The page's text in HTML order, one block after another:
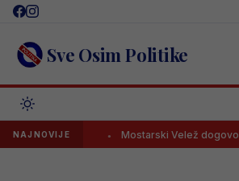
Skip
content Sve Osim Politike
NAJNOVIJE Mostarski Velež dogovorio